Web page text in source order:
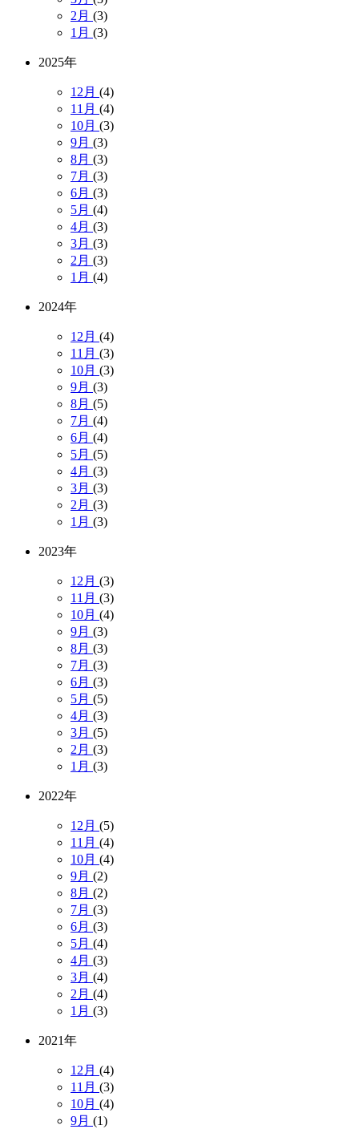
2月 (3)
1月 (3)
2025年
12月 (4)
11月 (4)
10月 (3)
9月 (3)
8月 (3)
7月 (3)
6月 (3)
5月 (4)
4月 (3)
3月 (3)
2月 (3)
1月 (4)
2024年
12月 (4)
11月 (3)
10月 (3)
9月 (3)
8月 (5)
7月 (4)
6月 (4)
5月 (5)
4月 (3)
3月 (3)
2月 (3)
1月 (3)
2023年
12月 (3)
11月 (3)
10月 (4)
9月 (3)
8月 (3)
7月 (3)
6月 (3)
5月 (5)
4月 (3)
3月 (5)
2月 (3)
1月 (3)
2022年
12月 (5)
11月 (4)
10月 (4)
9月 (2)
8月 (2)
7月 (3)
6月 (3)
5月 (4)
4月 (3)
3月 (4)
2月 (4)
1月 (3)
2021年
12月 (4)
11月 (3)
10月 (4)
9月 (1)